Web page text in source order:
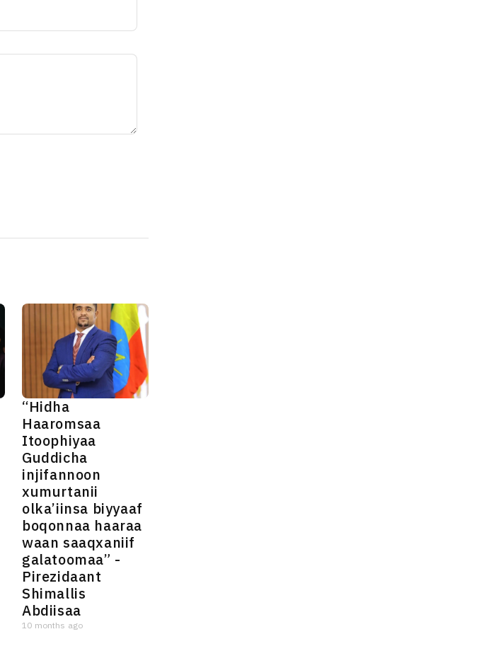
“Hidha
Haaromsaa
Itoophiyaa
Guddicha
injifannoon
xumurtanii
olka’iinsa biyyaaf
boqonnaa haaraa
waan saaqxaniif
galatoomaa” -
Pirezidaant
Shimallis
Abdiisaa
10 months ago